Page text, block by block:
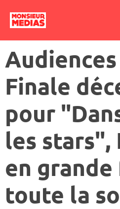
Finale
pour
les stars",
en
toute la